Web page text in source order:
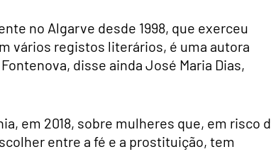
no Algarve desde 1998, que exerceu
vários registos literários, é uma autora
disse ainda José Maria Dias,
em 2018, sobre mulheres que, em risco
entre a fé e a prostituição, tem